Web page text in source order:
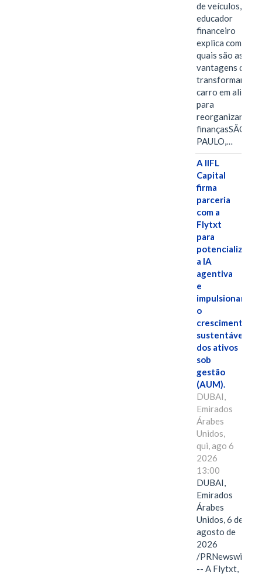
de veículos,
educador
financeiro
explica como e
quais são as
vantagens de
transformar o
carro em aliado
para
reorganizar as
finançasSÃO
PAULO,…
A IIFL
Capital
firma
parceria
com a
Flytxt
para
potencializar
a IA
agentiva
e
impulsionar
o
crescimento
sustentável
dos ativos
sob
gestão
(AUM).
DUBAI,
Emirados
Árabes
Unidos,
qui, ago 6
2026
13:00
DUBAI,
Emirados
Árabes
Unidos, 6 de
agosto de
2026
/PRNewswire/
-- A Flytxt,